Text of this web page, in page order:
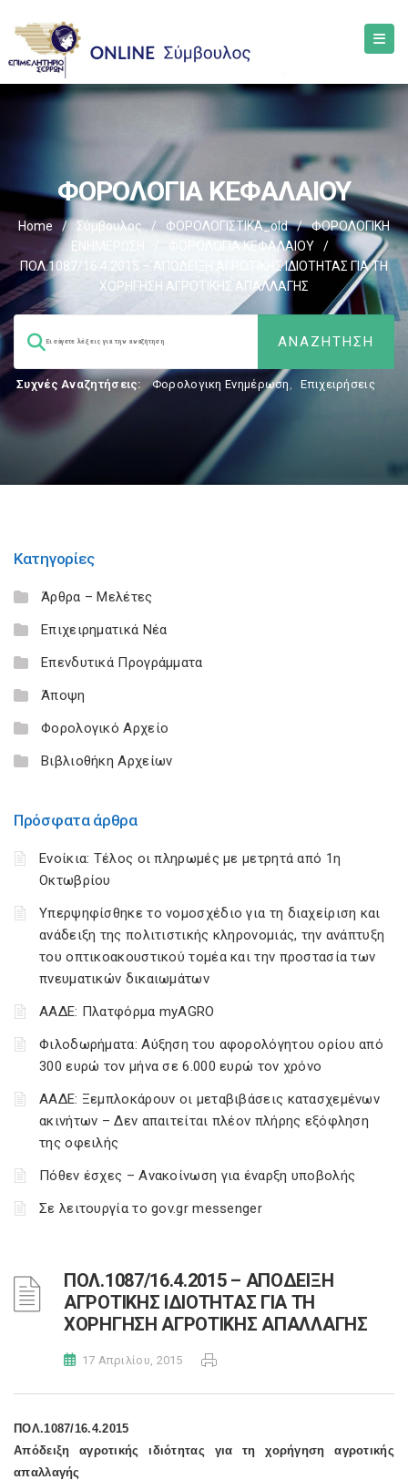
ΦΟΡΟΛΟΓΙΑ ΚΕΦΑΛΑΙΟΥ
Home / Σύμβουλος / ΦΟΡΟΛΟΓΙΣΤΙΚΑ_old /
ΦΟΡΟΛΟΓΙΚΗ
ΕΝΗΜΕΡΩΣΗ
ΦΟΡΟΛΟΓΙΑ ΚΕΦΑΛΑΙΟΥ
/
ΠΟΛ.1087/16.4.2015 – ΑΠΟΔΕΙΞΗ ΑΓΡΟΤΙΚΗΣ ΙΔΙΟΤΗΤΑΣ ΓΙΑ ΤΗ
ΧΟΡΗΓΗΣΗ ΑΓΡΟΤΙΚΗΣ ΑΠΑΛΛΑΓΗΣ
Συχνές Αναζητήσεις: Φορολογικη Ενημέρωση, Επιχειρήσεις
Κατηγορίες
Άρθρα – Μελέτες
Επιχειρηματικά Νέα
Επενδυτικά Προγράμματα
Άποψη
Φορολογικό Αρχείο
Βιβλιοθήκη Αρχείων
Πρόσφατα άρθρα
Ενοίκια: Τέλος οι πληρωμές με μετρητά από 1η
Οκτωβρίου
Υπερψηφίσθηκε το νομοσχέδιο για τη διαχείριση και
ανάδειξη της πολιτιστικής κληρονομιάς, την ανάπτυξη
του οπτικοακουστικού τομέα και την προστασία των
πνευματικών δικαιωμάτων
ΑΑΔΕ: Πλατφόρμα myAGRO
Φιλοδωρήματα: Αύξηση του αφορολόγητου ορίου από
300 ευρώ τον μήνα σε 6.000 ευρώ τον χρόνο
ΑΑΔΕ: Ξεμπλοκάρουν οι μεταβιβάσεις κατασχεμένων
ακινήτων – Δεν απαιτείται πλέον πλήρης εξόφληση
της οφειλής
Πόθεν έσχες – Ανακοίνωση για έναρξη υποβολής
Σε λειτουργία το gov.gr messenger
ΠΟΛ.1087/16.4.2015 – ΑΠΟΔΕΙΞΗ
ΑΓΡΟΤΙΚΗΣ ΙΔΙΟΤΗΤΑΣ ΓΙΑ ΤΗ
ΧΟΡΗΓΗΣΗ ΑΓΡΟΤΙΚΗΣ ΑΠΑΛΛΑΓΗΣ
17 Απριλίου, 2015
ΠΟΛ.1087/16.4.2015
Απόδειξη αγροτικής ιδιότητας για τη χορήγηση αγροτικής
απαλλαγής